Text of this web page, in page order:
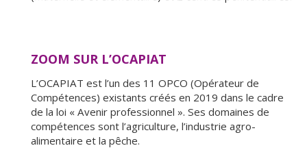
ZOOM SUR L’OCAPIAT
L’OCAPIAT est l’un des 11 OPCO (Opérateur de
Compétences) existants créés en 2019 dans le cadre
de la loi « Avenir professionnel ». Ses domaines de
compétences sont l’agriculture, l’industrie agro-
alimentaire et la pêche.